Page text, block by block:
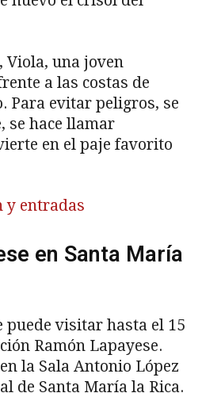
Viola, una joven
a las costas de
Para evitar peligros, se
se hace llamar
en el paje favorito
y entradas
en Santa María
puede visitar hasta el 15
Ramón Lapayese.
la Sala Antonio López
de Santa María la Rica.